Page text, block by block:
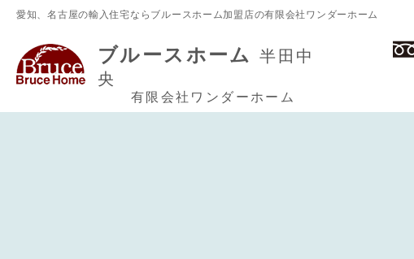
愛知、名古屋の輸入住宅ならブルースホーム加盟店の有限会社ワンダーホーム
ブルースホーム半田中
央
有限会社ワンダーホーム